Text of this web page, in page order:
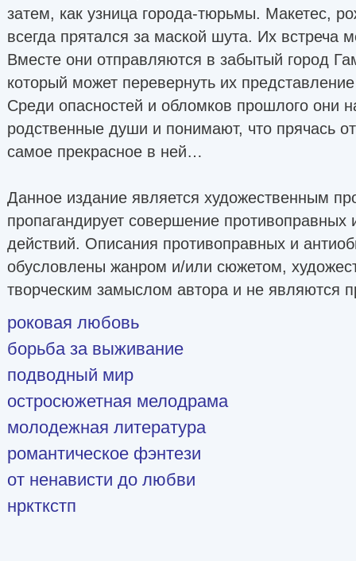
затем, как узница города-тюрьмы. Макетес,
всегда прятался за маской шута. Их встреча
Вместе они отправляются в забытый город
который может перевернуть их
Среди опасностей и обломков прошлого они
родственные души и понимают, что прячась
самое прекрасное в ней…
Данное издание является художественным
пропагандирует совершение противоправных
действий. Описания противоправных и
обусловлены жанром и/или сюжетом,
творческим замыслом автора и не являются
роковая любовь
борьба за выживание
подводный мир
остросюжетная мелодрама
молодежная литература
романтическое фэнтези
от ненависти до любви
нркткстп